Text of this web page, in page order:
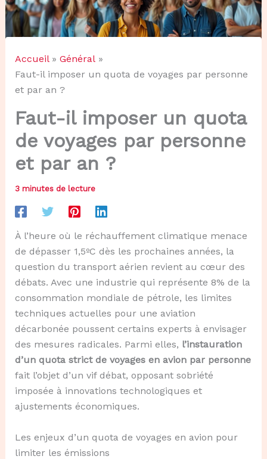
Accueil
Général
Faut-il imposer un quota de voyages par personne
et par an ?
Faut-il imposer un quota
de voyages par personne
et par an ?
3 minutes de lecture
À l’heure où le réchauffement climatique menace
de dépasser 1,5ºC dès les prochaines années, la
question du transport aérien revient au cœur des
débats. Avec une industrie qui représente 8% de la
consommation mondiale de pétrole, les limites
techniques actuelles pour une aviation
décarbonée poussent certains experts à envisager
des mesures radicales. Parmi elles, l’instauration
d’un quota strict de voyages en avion par personne
fait l’objet d’un vif débat, opposant sobriété
imposée à innovations technologiques et
ajustements économiques.
Les enjeux d’un quota de voyages en avion pour
limiter les émissions